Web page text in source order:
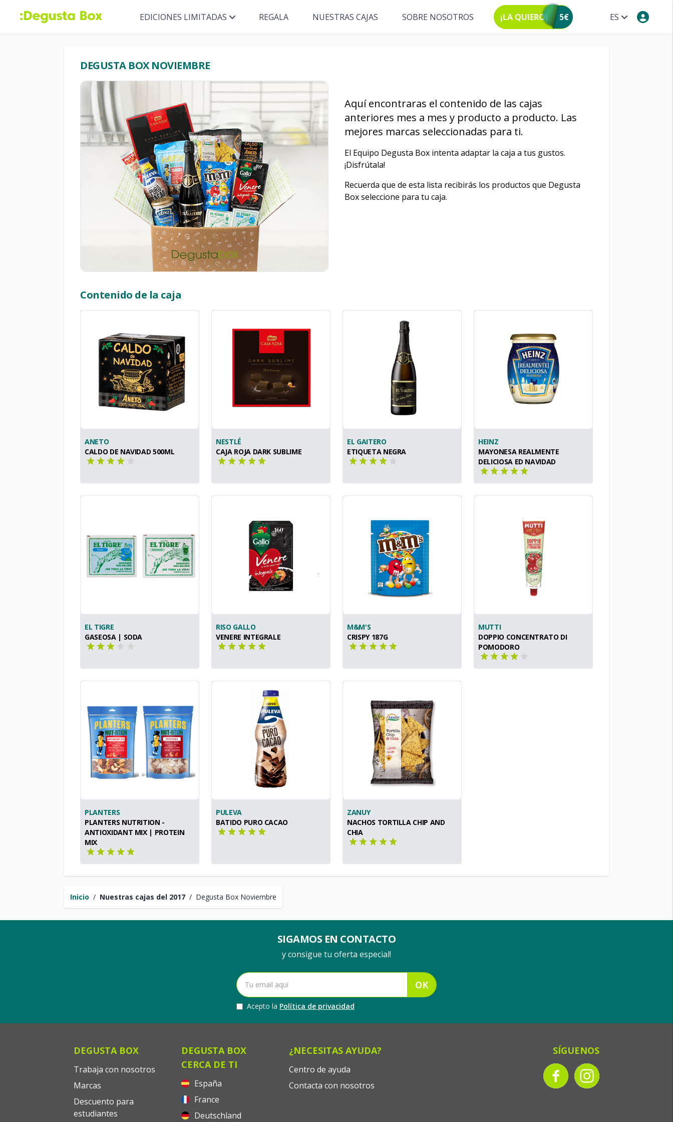
ES
EDICIONES LIMITADAS REGALA NUESTRAS CAJAS SOBRE NOSOTROS ¡LA QUIERO! 5€
Inicio / Nuestras cajas del 2017 / Degusta Box Noviembre
DEGUSTA BOX NOVIEMBRE
Aquí encontraras el contenido de las cajas
anteriores mes a mes y producto a producto. Las
mejores marcas seleccionadas para ti.
El Equipo Degusta Box intenta adaptar la caja a tus gustos.
¡Disfrútala!
Recuerda que de esta lista recibirás los productos que Degusta
Box seleccione para tu caja.
Contenido de la caja
ANETO
CALDO DE NAVIDAD 500ML
NESTLÉ
CAJA ROJA DARK SUBLIME
EL GAITERO
ETIQUETA NEGRA
HEINZ
MAYONESA REALMENTE
DELICIOSA ED NAVIDAD
EL TIGRE
GASEOSA | SODA
RISO GALLO
VENERE INTEGRALE
M&M'S
CRISPY 187G
MUTTI
DOPPIO CONCENTRATO DI
POMODORO
PLANTERS
PLANTERS NUTRITION -
ANTIOXIDANT MIX | PROTEIN
MIX
PULEVA
BATIDO PURO CACAO
ZANUY
NACHOS TORTILLA CHIP AND
CHIA
SIGAMOS EN CONTACTO
y consigue tu oferta especial!
OK
Acepto la Política de privacidad
DEGUSTA BOX
Trabaja con nosotros
Marcas
Descuento para
estudiantes
DEGUSTA BOX
CERCA DE TI
España
France
Deutschland
¿NECESITAS AYUDA?
Centro de ayuda
Contacta con nosotros
SÍGUENOS